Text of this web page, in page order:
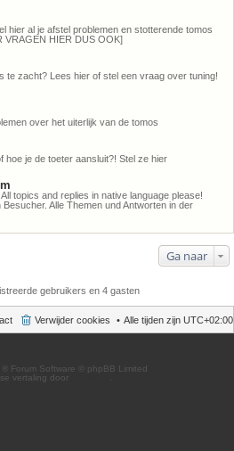
hier al je afstel problemen en stotterende tomos
VRAGEN HIER DUS OOK]
te zacht? Lees hier of stel een vraag over tuning!
over het uiterlijk van de tomos
hoe je de toeter aansluit?! Stel ze hier
topics and replies in native language please!
Alle Themen und Antworten in der
Ga naar
gebruikers en 4 gasten
Alle tijden zijn UTC+02:00
Verwijder cookies
® Forum Software © phpBB Limited
vertaling door
.